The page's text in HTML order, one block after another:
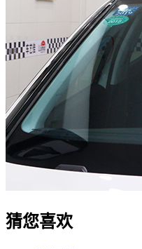
猜您喜欢